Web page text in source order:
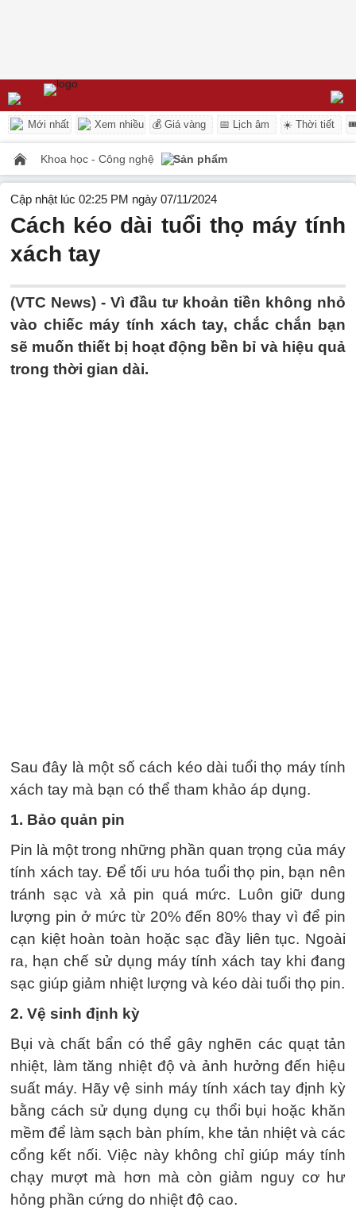
Mới nhất Xem nhiều 💰 Giá vàng 📅 Lịch âm ☀️ Thời tiết
Khoa học - Công nghệ Sản phẩm
Cập nhật lúc 02:25 PM ngày 07/11/2024
Cách kéo dài tuổi thọ máy tính
xách tay
(VTC News) - Vì đầu tư khoản tiền không nhỏ
vào chiếc máy tính xách tay, chắc chắn bạn
sẽ muốn thiết bị hoạt động bền bỉ và hiệu quả
trong thời gian dài.
Sau đây là một số cách kéo dài tuổi thọ máy tính
xách tay mà bạn có thể tham khảo áp dụng.
1. Bảo quản pin
Pin là một trong những phần quan trọng của máy
tính xách tay. Để tối ưu hóa tuổi thọ pin, bạn nên
tránh sạc và xả pin quá mức. Luôn giữ dung
lượng pin ở mức từ 20% đến 80% thay vì để pin
cạn kiệt hoàn toàn hoặc sạc đầy liên tục. Ngoài
ra, hạn chế sử dụng máy tính xách tay khi đang
sạc giúp giảm nhiệt lượng và kéo dài tuổi thọ pin.
2. Vệ sinh định kỳ
Bụi và chất bẩn có thể gây nghẽn các quạt tản
nhiệt, làm tăng nhiệt độ và ảnh hưởng đến hiệu
suất máy. Hãy vệ sinh máy tính xách tay định kỳ
bằng cách sử dụng dụng cụ thổi bụi hoặc khăn
mềm để làm sạch bàn phím, khe tản nhiệt và các
cổng kết nối. Việc này không chỉ giúp máy tính
chạy mượt mà hơn mà còn giảm nguy cơ hư
hỏng phần cứng do nhiệt độ cao.